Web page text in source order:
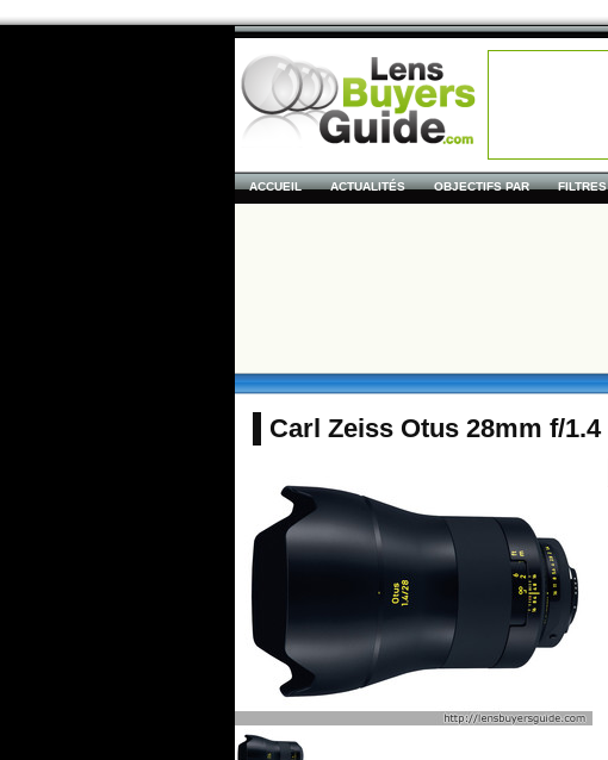
ACCUEIL ACTUALITÉS OBJECTIFS PAR FILTRES
Carl Zeiss Otus 28mm f/1.4